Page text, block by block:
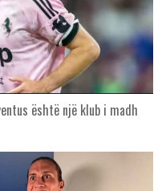
është një klub i madh